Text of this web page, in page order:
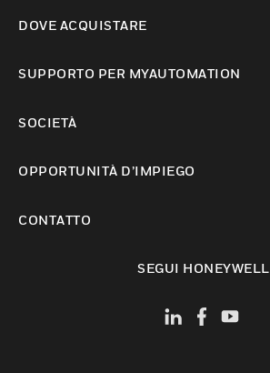
DOVE ACQUISTARE
SUPPORTO PER MYAUTOMATION
SOCIETÀ
OPPORTUNITÀ D’IMPIEGO
CONTATTO
SEGUI HONEYWELL